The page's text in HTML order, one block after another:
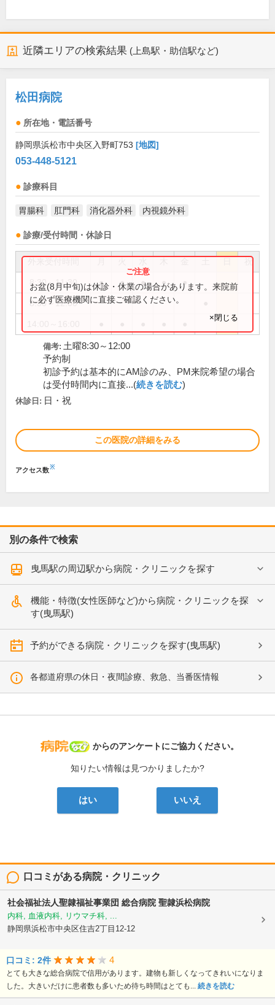
近隣エリアの検索結果 (上島駅・助信駅など)
松田病院
所在地・電話番号
静岡県浜松市中央区入野町753 [地図]
053-448-5121
診療科目
胃腸科 肛門科 消化器外科 内視鏡外科
診療/受付時間・休診日
祝
8:30～11:30 ● ● ● ● ●
8:30～12:00
お盆(8月中旬)は休診・休業の場合があります。来院前
に必ず医療機関に直接ご確認ください。
×閉じる
備考: 土曜8:30～12:00
予約制
初診予約は基本的にAM診のみ、PM来院希望の場合
は受付時間内に直接...(続きを読む)
休診日: 日・祝
この医院の詳細をみる
アクセス数※
別の条件で検索
曳馬駅の周辺駅から病院・クリニックを探す
機能・特徴(女性医師など)から病院・クリニックを探
す(曳馬駅)
予約ができる病院・クリニックを探す(曳馬駅)
各都道府県の休日・夜間診療、救急、当番医情報
病院なび
からのアンケートにご協力ください。
知りたい情報は見つかりましたか?
はい いいえ
口コミがある病院・クリニック
社会福祉法人聖隷福祉事業団 総合病院 聖隷浜松病院
内科, 血液内科, リウマチ科, ...
静岡県浜松市中央区住吉2丁目12-12
口コミ: 2件 4
とても大きな総合病院で信用があります。建物も新しくなってきれいになりま
した。大きいだけに患者数も多いため待ち時間はとても... 続きを読む